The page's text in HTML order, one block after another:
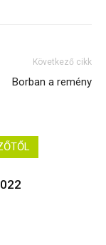
Következő cikk
Borban a remény